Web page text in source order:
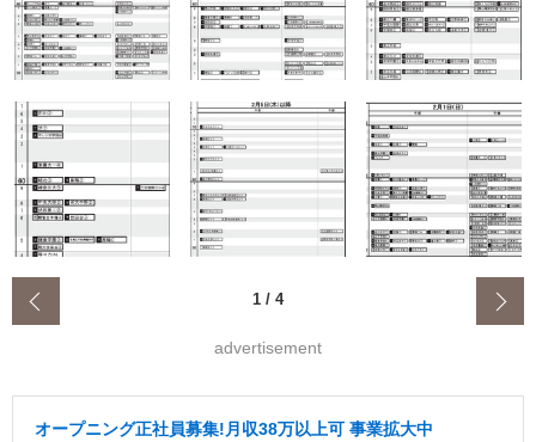
1 / 4
advertisement
オープニング正社員募集!月収38万以上可 事業拡大中